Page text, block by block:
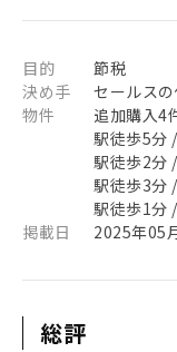
目的
節税
決め手
セールス
物件
追加購入4
駅徒歩5分
駅徒歩2分
駅徒歩3分
駅徒歩1分
掲載日
2025年05
総評